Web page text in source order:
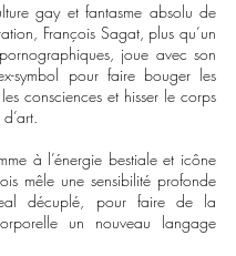
gay et fantasme absolu de
François Sagat, plus qu’un
joue avec son
symbol pour faire bouger les
consciences et hisser le corps
à l’énergie bestiale et icône
mêle une sensibilité profonde
décuplé, pour faire de la
un nouveau langage